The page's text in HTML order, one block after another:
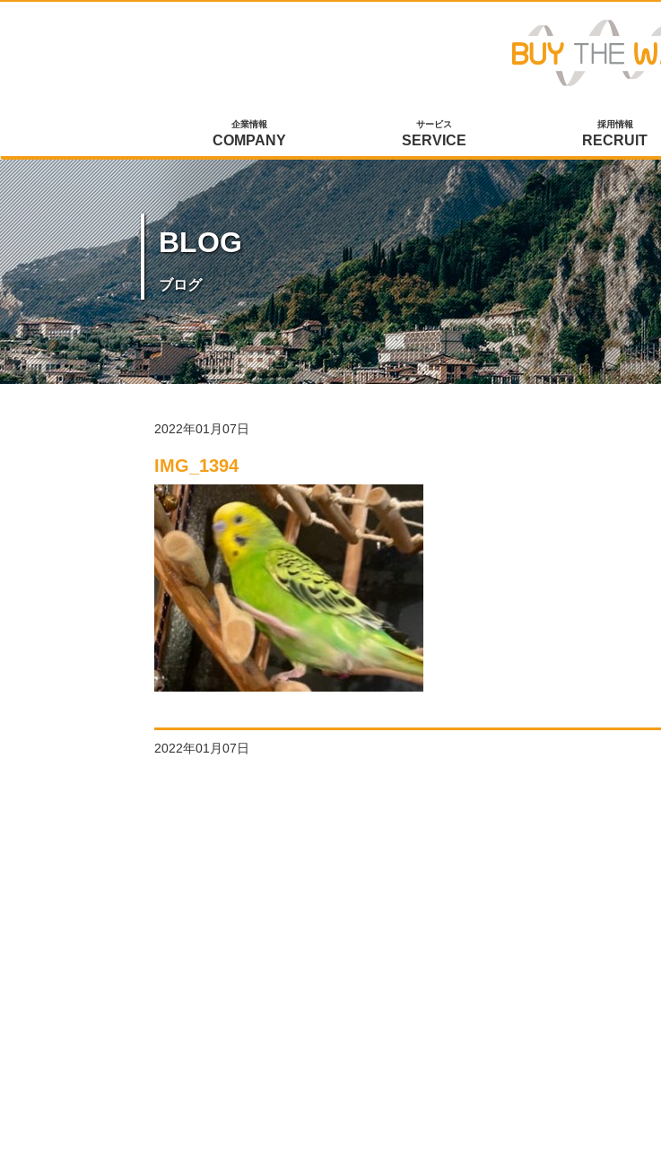
企業情報
COMPANY
サービス
SERVICE
採用情報
RECRUIT
BLOG
ブログ
2022年01月07日
IMG_1394
2022年01月07日